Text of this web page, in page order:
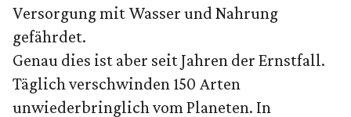
Versorgung mit Wasser und Nahrung
gefährdet.
Genau dies ist aber seit Jahren der Ernstfall.
Täglich verschwinden 150 Arten
unwiederbringlich vom Planeten. In